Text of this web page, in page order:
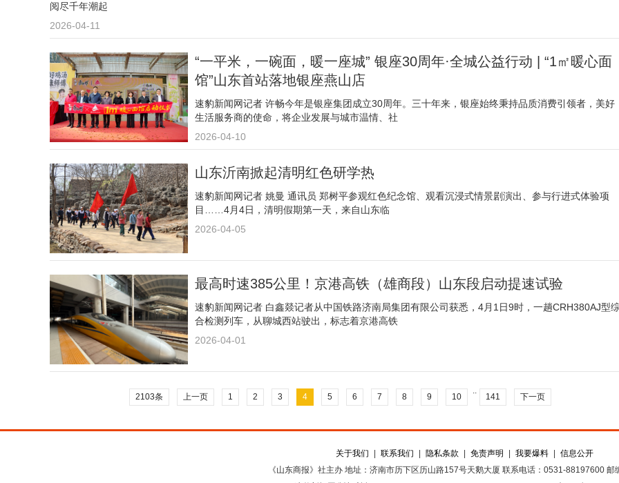
阅尽千年潮起
2026-04-11
“一平米，一碗面，暖一座城” 银座30周年·全城公益行动 | “1㎡暖心面
馆”山东首站落地银座燕山店
速豹新闻网记者 许畅今年是银座集团成立30周年。三十年来，银座始终秉持品质消费引领者，美好
生活服务商的使命，将企业发展与城市温情、社
2026-04-10
山东沂南掀起清明红色研学热
速豹新闻网记者 姚曼 通讯员 郑树平参观红色纪念馆、观看沉浸式情景剧演出、参与行进式体验项
目……4月4日，清明假期第一天，来自山东临
2026-04-05
最高时速385公里！京港高铁（雄商段）山东段启动提速试验
速豹新闻网记者 白鑫燚记者从中国铁路济南局集团有限公司获悉，4月1日9时，一趟CRH380AJ型
合检测列车，从聊城西站驶出，标志着京港高铁
2026-04-01
2103条 上一页 1 2 3 4 5 6 7 8 9 10
..
141 下一页
关于我们 联系我们 隐私条款 免责声明 我要爆料
信息公开
《山东商报》社主办 地址：济南市历下区历山路157号天鹅大厦 联系电话：0531-88197600 邮